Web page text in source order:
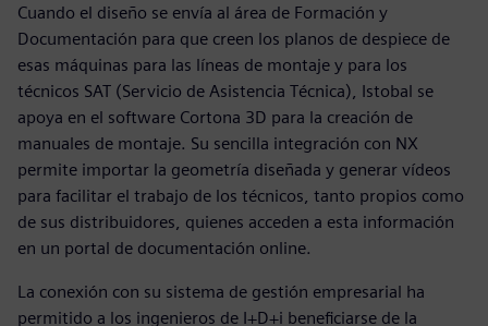
Cuando el diseño se envía al área de Formación y
Documentación para que creen los planos de despiece de
esas máquinas para las líneas de montaje y para los
técnicos SAT (Servicio de Asistencia Técnica), Istobal se
apoya en el software Cortona 3D para la creación de
manuales de montaje. Su sencilla integración con NX
permite importar la geometría diseñada y generar vídeos
para facilitar el trabajo de los técnicos, tanto propios como
de sus distribuidores, quienes acceden a esta información
en un portal de documentación online.
La conexión con su sistema de gestión empresarial ha
permitido a los ingenieros de I+D+i beneficiarse de la